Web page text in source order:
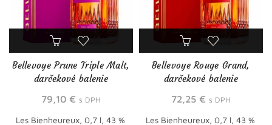
Bellevoye Prune Triple Malt,
darčekové balenie
79,10 € s DPH
Les Bienheureux, 0,7 l, 43 %
Bellevoye Rouge Grand,
darčekové balenie
72,25 € s DPH
Les Bienheureux, 0,7 l, 43 %